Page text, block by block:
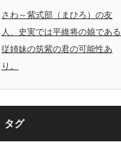
さわ～紫式部（まひろ）の友
人、史実では平維将の娘である
従姉妹の筑紫の君の可能性あ
り。
タグ